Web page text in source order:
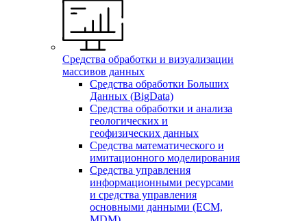
Средства обработки и визуализации
массивов данных
Средства обработки Больших
Данных (BigData)
Средства обработки и анализа
геологических и
геофизических данных
Средства математического и
имитационного моделирования
Средства управления
информационными ресурсами
и средства управления
основными данными (ECM,